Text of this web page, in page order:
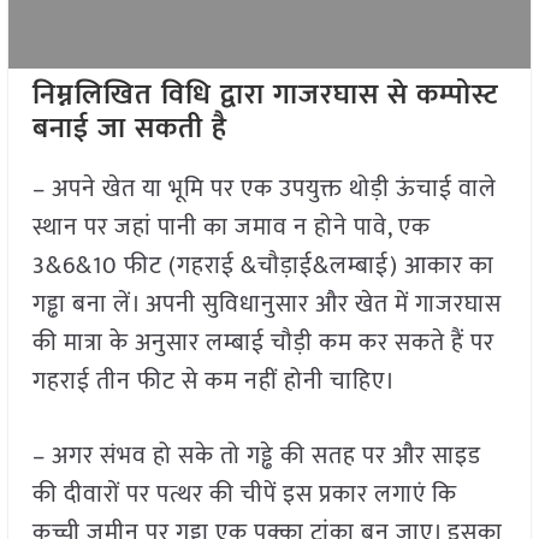
निम्नलिखितविधिद्वारागाजरघाससेकम्पोस्ट
बनाईजासकतीहै
– अपने खेत या भूमि पर एक उपयुक्त थोड़ी ऊंचाई वाले
स्थान पर जहां पानी का जमाव न होने पावे, एक
3&6&10 फीट (गहराई &चौड़ाई&लम्बाई) आकार का
गड्ढा बना लें। अपनी सुविधानुसार और खेत में गाजरघास
की मात्रा के अनुसार लम्बाई चौड़ी कम कर सकते हैं पर
गहराई तीन फीट से कम नहीं होनी चाहिए।
– अगर संभव हो सके तो गड्ढे की सतह पर और साइड
की दीवारों पर पत्थर की चीपें इस प्रकार लगाएं कि